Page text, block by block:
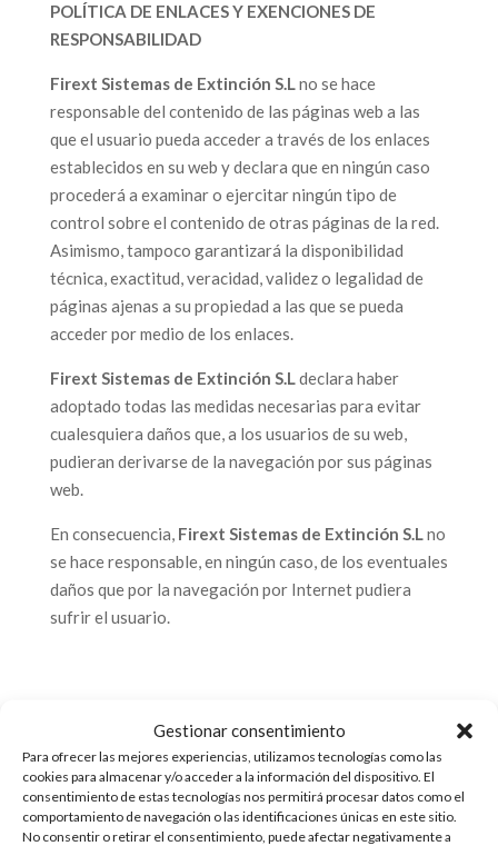
Gestionar consentimiento
Para ofrecer las mejores experiencias, utilizamos tecnologías como las
cookies para almacenar y/o acceder a la información del dispositivo. El
consentimiento de estas tecnologías nos permitirá procesar datos como el
comportamiento de navegación o las identificaciones únicas en este sitio.
No consentir o retirar el consentimiento, puede afectar negativamente a
POLÍTICA DE ENLACES Y EXENCIONES DE
RESPONSABILIDAD
Firext Sistemas de Extinción S.Lno se hace
responsable del contenido de las páginas web a las
que el usuario pueda acceder a través de los enlaces
establecidos en su web y declara que en ningún caso
procederá a examinar o ejercitar ningún tipo de
control sobre el contenido de otras páginas de la red.
Asimismo, tampoco garantizará la disponibilidad
técnica, exactitud, veracidad, validez o legalidad de
páginas ajenas a su propiedad a las que se pueda
acceder por medio de los enlaces.
Firext Sistemas de Extinción S.Ldeclara haber
adoptado todas las medidas necesarias para evitar
cualesquiera daños que, a los usuarios de su web,
pudieran derivarse de la navegación por sus páginas
web.
En consecuencia, Firext Sistemas de Extinción S.Lno
se hace responsable, en ningún caso, de los eventuales
daños que por la navegación por Internet pudiera
sufrir el usuario.
Firext Sistemas de Extinción S.Lse reserva el
derecho a realizar las modificaciones que considere
oportunas, sin aviso previo, en el contenido de su web.
Tanto en lo referente a los contenidos de la web, como